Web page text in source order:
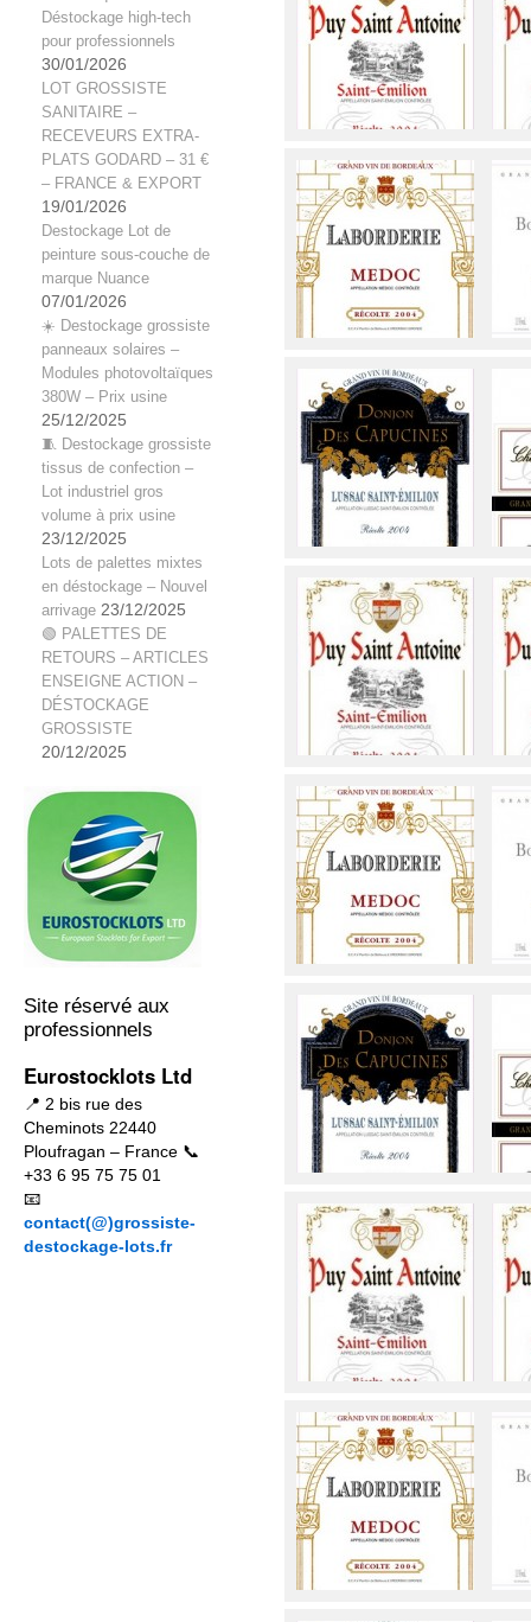
Déstockage high-tech
pour professionnels
30/01/2026
LOT GROSSISTE
SANITAIRE –
RECEVEURS EXTRA-
PLATS GODARD – 31 €
– FRANCE & EXPORT
19/01/2026
Destockage Lot de
peinture sous-couche de
marque Nuance
07/01/2026
☀️ Destockage grossiste
panneaux solaires –
Modules photovoltaïques
380W – Prix usine
25/12/2025
🧵 Destockage grossiste
tissus de confection –
Lot industriel gros
volume à prix usine
23/12/2025
Lots de palettes mixtes
en déstockage – Nouvel
arrivage 23/12/2025
🟢 PALETTES DE
RETOURS – ARTICLES
ENSEIGNE ACTION –
DÉSTOCKAGE
GROSSISTE
20/12/2025
Site réservé aux
professionnels
Eurostocklots Ltd
📍 2 bis rue des
Cheminots 22440
Ploufragan – France 📞
+33 6 95 75 75 01
📧
contact(@)grossiste-
destockage-lots.fr